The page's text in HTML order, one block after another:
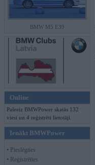
BMW M5 E39
Online
Pašreiz BMWPower skatās 132
viesi un 4 reģistrēti lietotāji.
Ienākt BMWPower
• Pieslēgties
• Reģistrēties